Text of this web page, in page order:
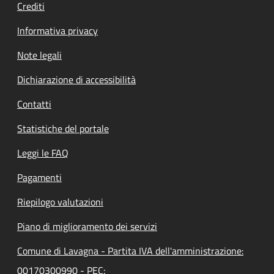
Crediti
Informativa privacy
Note legali
Dichiarazione di accessibilità
Contatti
Statistiche del portale
Leggi le FAQ
Pagamenti
Riepilogo valutazioni
Piano di miglioramento dei servizi
Comune di Lavagna - Partita IVA dell'amministrazione:
00170300990 - PEC: